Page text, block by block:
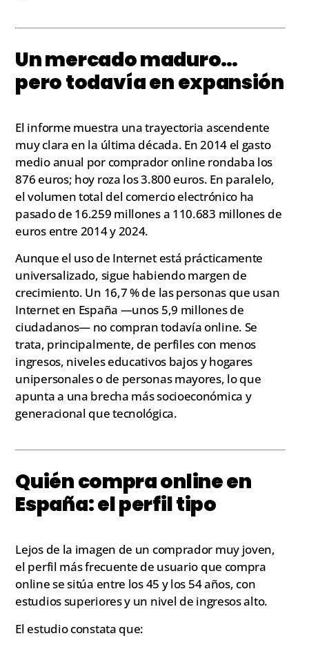
Un mercado maduro…
pero todavía en expansión
El informe muestra una trayectoria ascendente
muy clara en la última década. En 2014 el gasto
medio anual por comprador online rondaba los
876 euros; hoy roza los 3.800 euros. En paralelo,
el volumen total del comercio electrónico ha
pasado de 16.259 millones a 110.683 millones de
euros entre 2014 y 2024.
Aunque el uso de Internet está prácticamente
universalizado, sigue habiendo margen de
crecimiento. Un 16,7 % de las personas que usan
Internet en España —unos 5,9 millones de
ciudadanos— no compran todavía online. Se
trata, principalmente, de perfiles con menos
ingresos, niveles educativos bajos y hogares
unipersonales o de personas mayores, lo que
apunta a una brecha más socioeconómica y
generacional que tecnológica.
Quién compra online en
España: el perfil tipo
Lejos de la imagen de un comprador muy joven,
el perfil más frecuente de usuario que compra
online se sitúa entre los 45 y los 54 años, con
estudios superiores y un nivel de ingresos alto.
El estudio constata que: